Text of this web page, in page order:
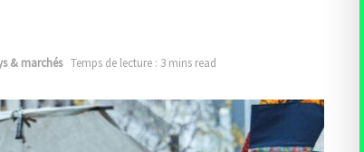
& marchés Temps de lecture : 3 mins read